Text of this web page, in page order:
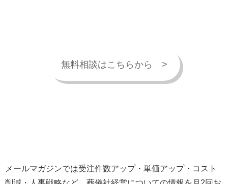
無料相談はこちらから >
メールマガジンでは受注件数アップ・単価アップ・コスト